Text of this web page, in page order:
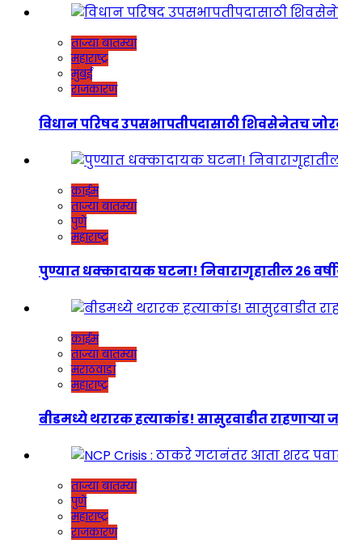
ताज्या बातम्या
महाराष्ट्र
मुंबई
राजकारण
विधान परिषद उपसभापतीपदासाठी शिवसेनेतच
क्राईम
ताज्या बातम्या
पुणे
महाराष्ट्र
पुण्यात धक्कादायक घटना! निवारागृहातील २६
क्राईम
ताज्या बातम्या
मराठवाडा
महाराष्ट्र
बीडमध्ये थरारक हत्याकांड! सासुरवाडीत राहणाऱ्या
ताज्या बातम्या
पुणे
महाराष्ट्र
राजकारण